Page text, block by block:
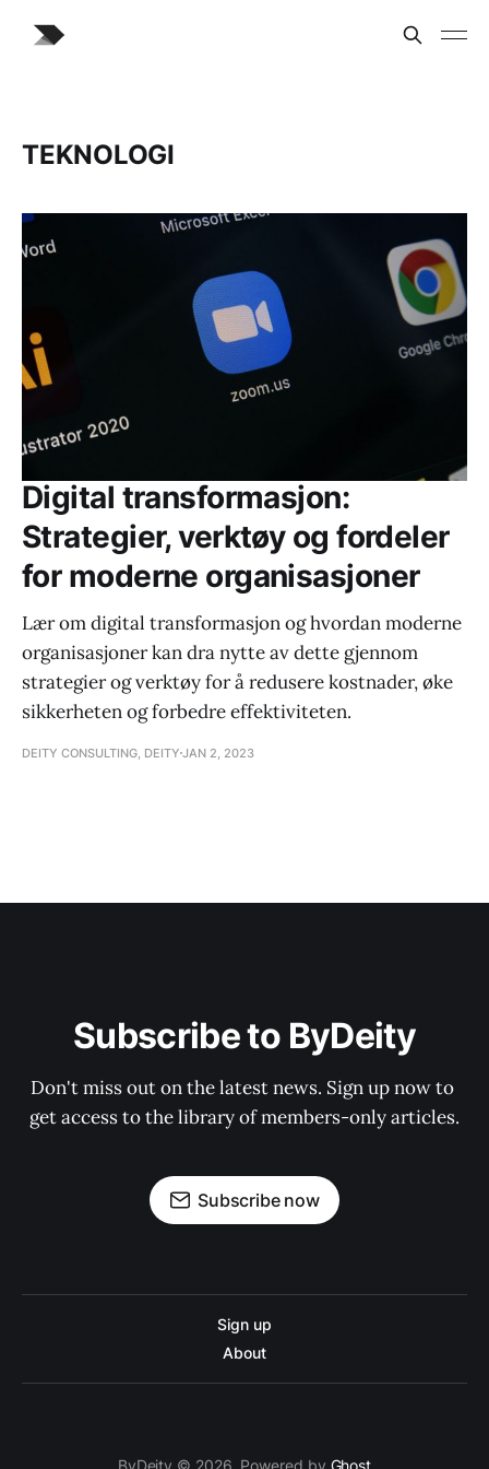
TEKNOLOGI
Digital transformasjon:
Strategier, verktøy og fordeler
for moderne organisasjoner
Lær om digital transformasjon og hvordan moderne
organisasjoner kan dra nytte av dette gjennom
strategier og verktøy for å redusere kostnader, øke
sikkerheten og forbedre effektiviteten.
DEITY CONSULTING, DEITY JAN 2, 2023
Subscribe to ByDeity
Don't miss out on the latest news. Sign up now to
get access to the library of members-only articles.
Subscribe now
Sign up
About
ByDeity © 2026. Powered by Ghost